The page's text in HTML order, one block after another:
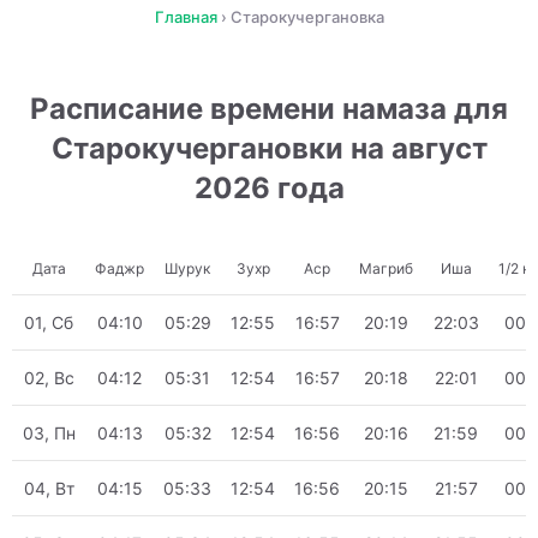
Главная› Старокучергановка
Расписание времени намаза для
Старокучергановки на август
2026 года
Дата Фаджр Шурук Зухр Аср Магриб Иша 1/2
01, Сб 04:10 05:29 12:55 16:57 20:19 22:03
02, Вс 04:12 05:31 12:54 16:57 20:18 22:01
03, Пн 04:13 05:32 12:54 16:56 20:16 21:59
04, Вт 04:15 05:33 12:54 16:56 20:15 21:57